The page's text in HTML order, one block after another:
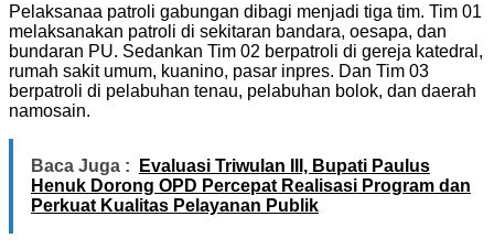
Pelaksanaa patroli gabungan dibagi menjadi tiga tim. Tim 01
melaksanakan patroli di sekitaran bandara, oesapa, dan
bundaran PU. Sedankan Tim 02 berpatroli di gereja katedral,
rumah sakit umum, kuanino, pasar inpres. Dan Tim 03
berpatroli di pelabuhan tenau, pelabuhan bolok, dan daerah
namosain.
Baca Juga :
Evaluasi Triwulan III, Bupati Paulus
Henuk Dorong OPD Percepat Realisasi Program dan
Perkuat Kualitas Pelayanan Publik